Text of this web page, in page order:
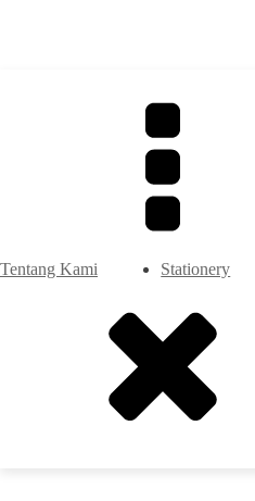
Tentang Kami
Stationery